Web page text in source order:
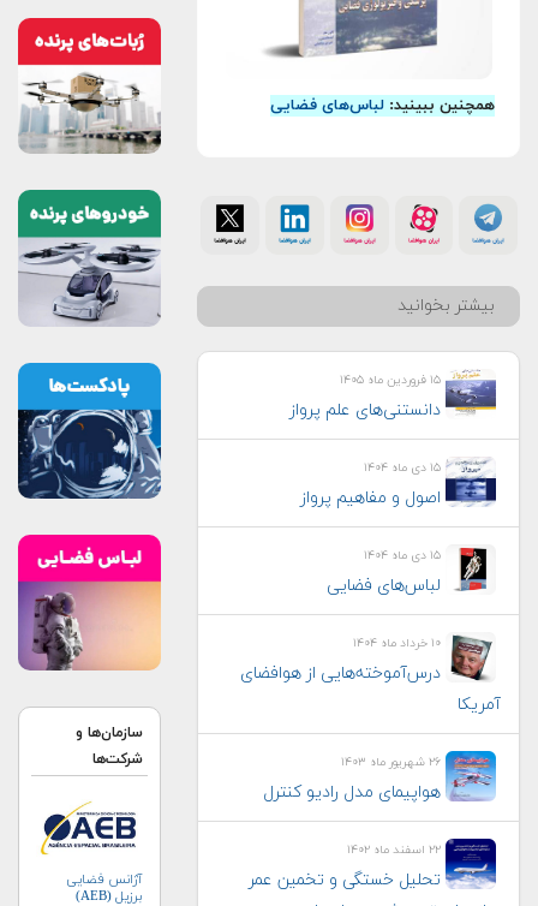
همچنین ببینید: لباس‌های فضایی
بیشتر بخوانید
۱۵ فروردین ماه ۱۴۰۵
دانستنی‌های علم پرواز
۱۵ دی ماه ۱۴۰۴
اصول و مفاهیم پرواز
۱۵ دی ماه ۱۴۰۴
لباس‌های فضایی
۱۰ خرداد ماه ۱۴۰۴
درس‌آموخته‌هایی از هوافضای
آمریکا
۲۶ شهریور ماه ۱۴۰۳
هواپيمای مدل راديو كنترل
۲۲ اسفند ماه ۱۴۰۲
تحلیل خستگی و تخمین عمر
سازمان‌ها و
شرکت‌ها
آژانس فضایی
برزیل (AEB)